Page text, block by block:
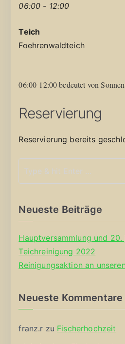
06:00 - 12:00
Teich
Foehrenwaldteich
06:00-12:00 bedeutet von
Reservierung
Reservierung bereits
Neueste Beiträge
Hauptversammlung und
Teichreinigung 2022
Reinigungsaktion an
Neueste Kommentare
franz.r zu Fischerhochzeit